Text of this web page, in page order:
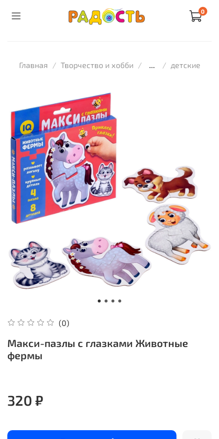
0
Главная Творчество и хобби детские
(0)
Макси-пазлы с глазками Животные
фермы
320 ₽